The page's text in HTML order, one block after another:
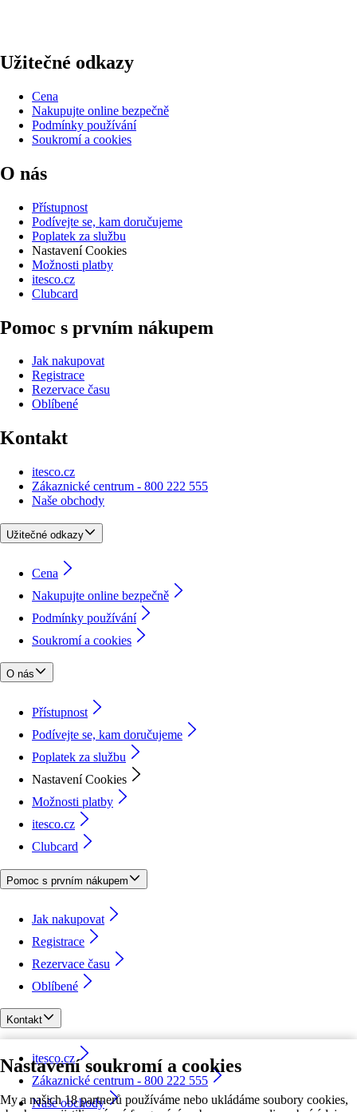
Nastavení soukromí a cookies
My a našich 18 partnerů používáme nebo ukládáme soubory cookies,
Užitečné odkazy
Cena
Nakupujte online bezpečně
Podmínky používání
Soukromí a cookies
O nás
Přístupnost
Podívejte se, kam doručujeme
Poplatek za službu
Nastavení Cookies
Možnosti platby
itesco.cz
Clubcard
Pomoc s prvním nákupem
Jak nakupovat
Registrace
Rezervace času
Oblíbené
Kontakt
itesco.cz
Zákaznické centrum - 800 222 555
Naše obchody
Užitečné odkazy
Cena
Nakupujte online bezpečně
Podmínky používání
Soukromí a cookies
O nás
Přístupnost
Podívejte se, kam doručujeme
Poplatek za službu
Nastavení Cookies
Možnosti platby
itesco.cz
Clubcard
Pomoc s prvním nákupem
Jak nakupovat
Registrace
Rezervace času
Oblíbené
Kontakt
itesco.cz
Zákaznické centrum - 800 222 555
Naše obchody